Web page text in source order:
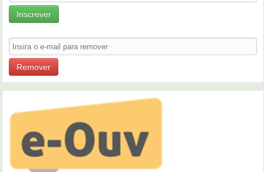
Inscrever
Remover